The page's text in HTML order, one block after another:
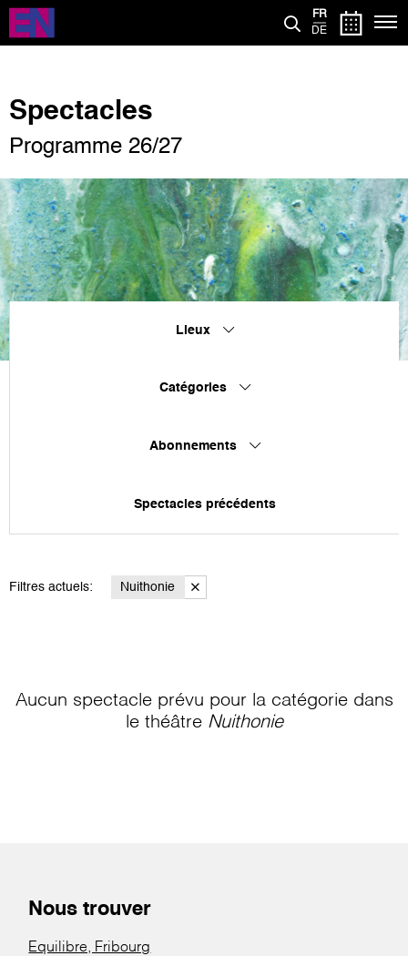
Aller
contenu
FR
DE
Spectacles
Programme 26/27
Lieux
Catégories
Abonnements
Spectacles précédents
Filtres actuels: Nuithonie
Aucun spectacle prévu pour la catégorie dans
le théâtre Nuithonie
Nous trouver
Equilibre, Fribourg